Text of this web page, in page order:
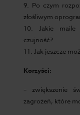
9. Po czym
złośliwym
10. Jakie maile
czujność?
11. Jak jeszcze
Korzyści:
– zwiększenie
zagrożeń, które